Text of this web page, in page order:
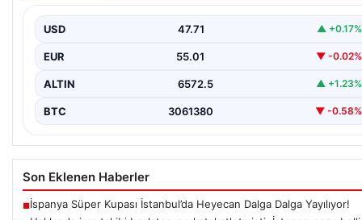
Silahlı Saldırının Yargı Süreci Açıklandı”, “content”:…
USD 47.71 ▲ +0.17%
EUR 55.01 ▼ -0.02%
ALTIN 6572.5 ▲ +1.23%
BTC 3061380 ▼ -0.58%
Son Eklenen Haberler
■İspanya Süper Kupası İstanbul’da Heyecan Dalga Dalga Yayılıyor!